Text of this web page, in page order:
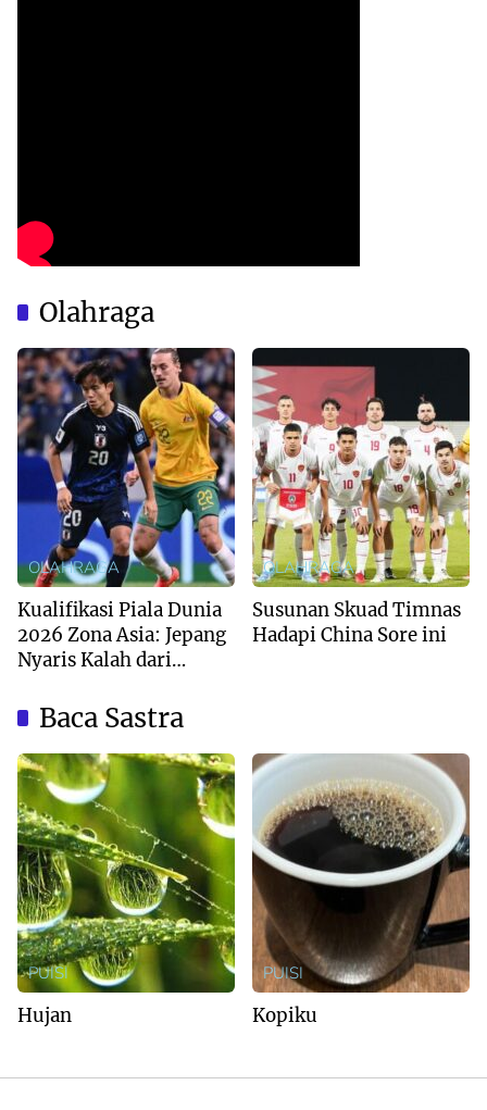
Olahraga
OLAHRAGA
Kualifikasi Piala Dunia
2026 Zona Asia: Jepang
Nyaris Kalah dari
OLAHRAGA
Susunan Skuad Timnas
Hadapi China Sore ini
Baca Sastra
PUISI
Hujan
PUISI
Kopiku